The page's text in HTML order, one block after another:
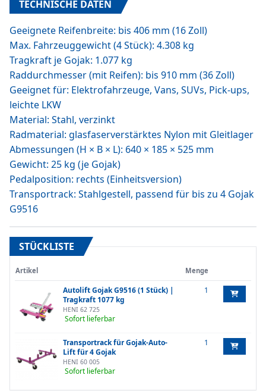
TECHNISCHE DATEN
Geeignete Reifenbreite: bis 406 mm (16 Zoll)
Max. Fahrzeuggewicht (4 Stück): 4.308 kg
Tragkraft je Gojak: 1.077 kg
Raddurchmesser (mit Reifen): bis 910 mm (36 Zoll)
Geeignet für: Elektrofahrzeuge, Vans, SUVs, Pick-ups,
leichte LKW
Material: Stahl, verzinkt
Radmaterial: glasfaserverstärktes Nylon mit Gleitlager
Abmessungen (H × B × L): 640 × 185 × 525 mm
Gewicht: 25 kg (je Gojak)
Pedalposition: rechts (Einheitsversion)
Transportrack: Stahlgestell, passend für bis zu 4 Gojak
G9516
STÜCKLISTE
Artikel Menge
Autolift Gojak G9516 (1 Stück) |
Tragkraft 1077 kg
HENI 62 725
Sofort lieferbar
1
Transportrack für Gojak-Auto-
Lift für 4 Gojak
HENI 60 005
Sofort lieferbar
1